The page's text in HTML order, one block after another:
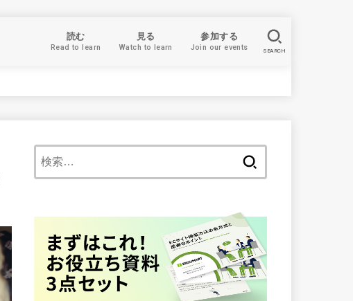
読む
Read to learn
見る
Watch to learn
参加する
Join our events SEARCH